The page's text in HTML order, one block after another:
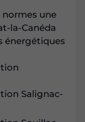
une
la-Canéda
énergétiques
Salignac-